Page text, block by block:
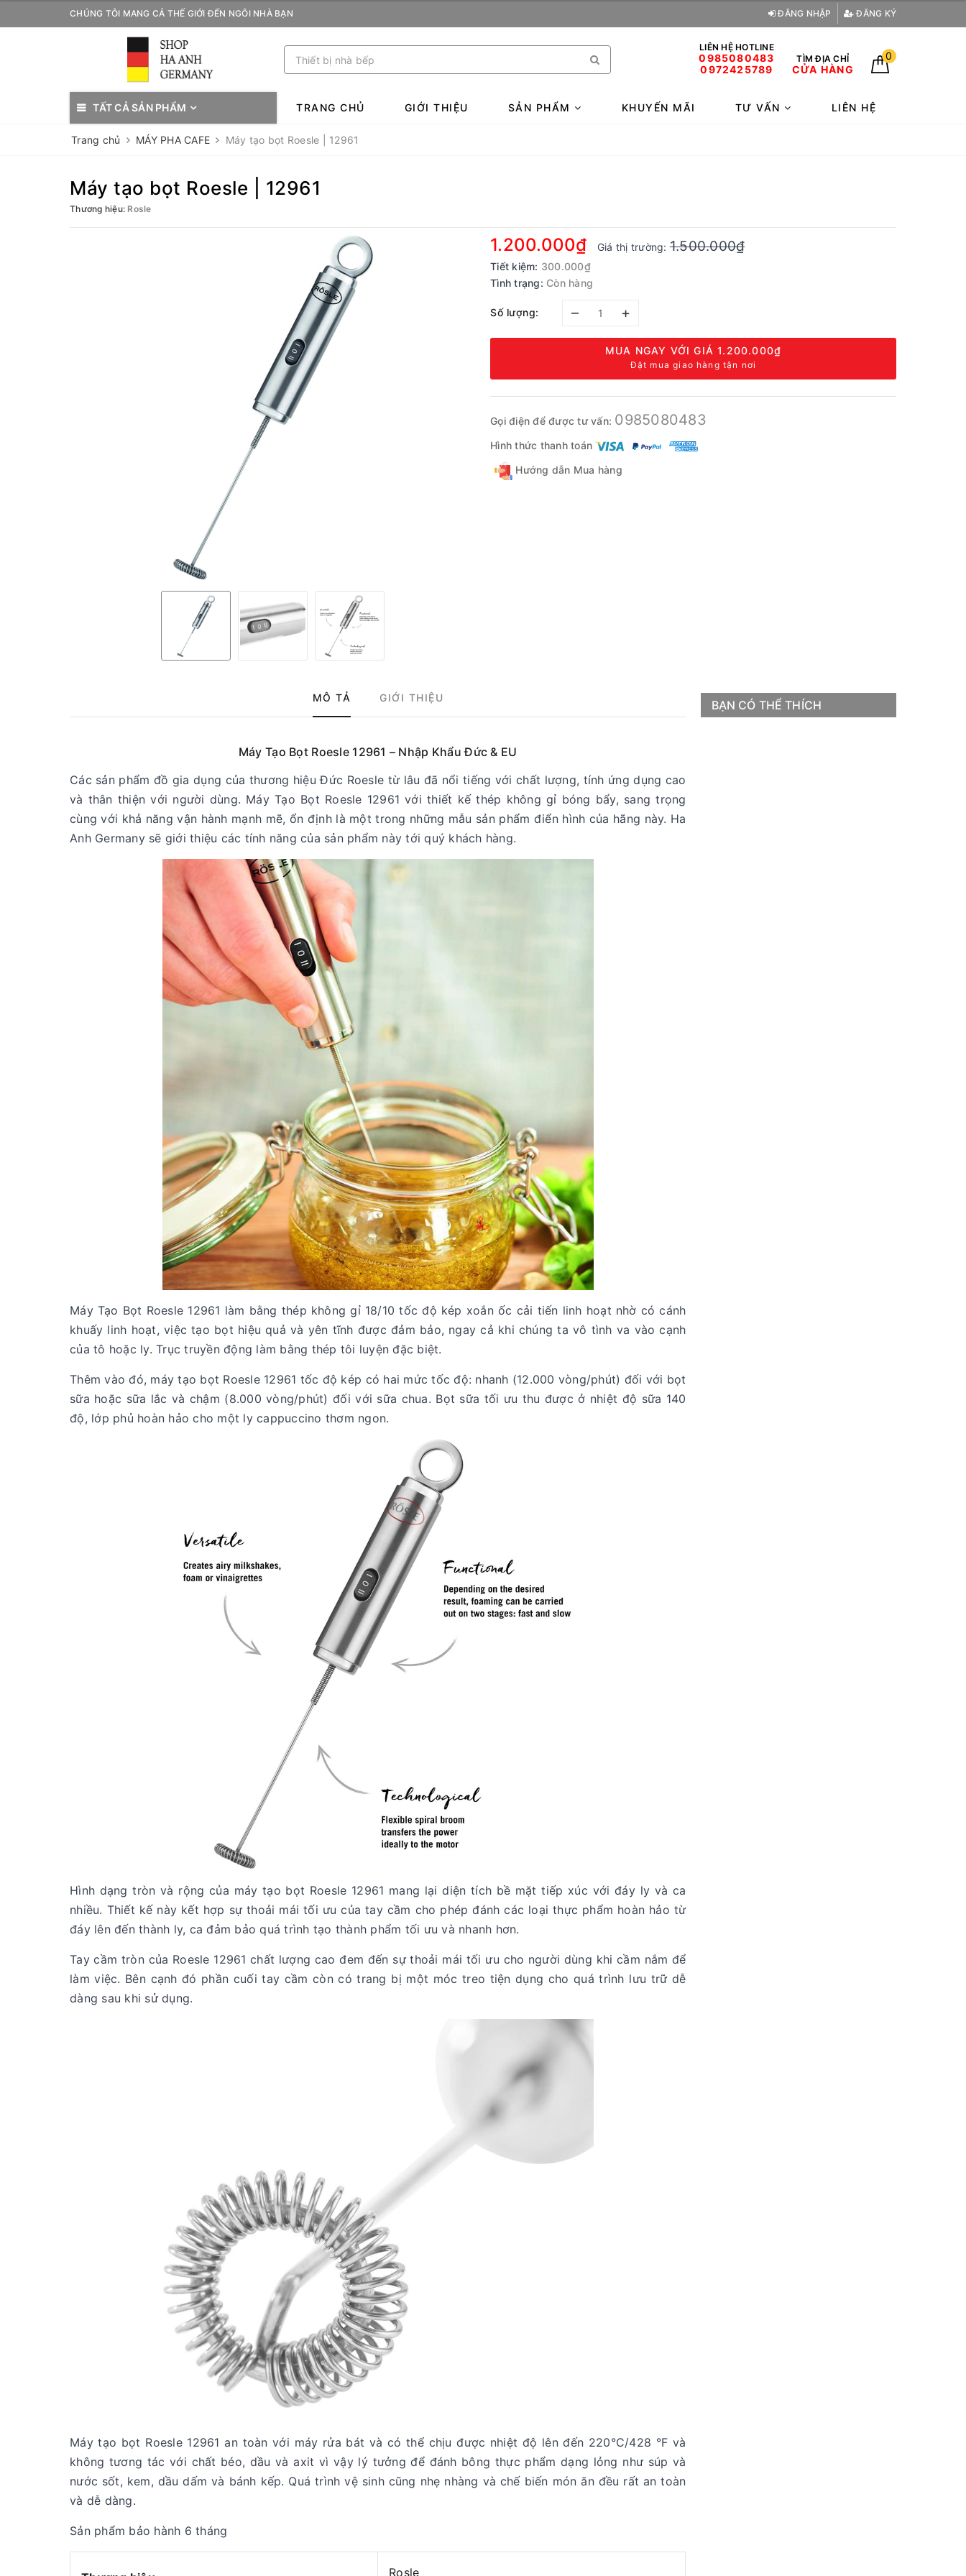
CHÚNG TÔI MANG CẢ THẾ GIỚI ĐẾN NGÔI NHÀ BẠN ĐĂNG NHẬP ĐĂNG KÝ
LIÊN HỆ HOTLINE
0985080483
0972425789
TÌM ĐỊA CHỈ
CỬA HÀNG
0
TẤT CẢ SẢN PHẨM TRANG CHỦ GIỚI THIỆU SẢN PHẨM KHUYẾN MÃI TƯ VẤN LIÊN HỆ
Trang chủ MÁY PHA CAFE Máy tạo bọt Roesle | 12961
Máy tạo bọt Roesle | 12961
Thương hiệu: Rosle
1.200.000₫ Giá thị trường:1.500.000₫
Tiết kiệm: 300.000₫
Tình trạng: Còn hàng
Số lượng: – +
MUA NGAY VỚI GIÁ1.200.000₫
Đặt mua giao hàng tận nơi
Gọi điện để được tư vấn: 0985080483
Hình thức thanh toán
Hướng dẫn Mua hàng
MÔ TẢ GIỚI THIỆU
Máy Tạo Bọt Roesle 12961 – Nhập Khẩu Đức & EU
Các sản phẩm đồ gia dụng của thương hiệu Đức Roesle từ lâu đã nổi tiếng với chất lượng, tính ứng dụng cao
và thân thiện với người dùng. Máy Tạo Bọt Roesle 12961 với thiết kế thép không gỉ bóng bẩy, sang trọng
cùng với khả năng vận hành mạnh mẽ, ổn định là một trong những mẫu sản phẩm điển hình của hãng này. Ha
Anh Germany sẽ giới thiệu các tính năng của sản phẩm này tới quý khách hàng.
Máy Tạo Bọt Roesle 12961 làm bằng thép không gỉ 18/10 tốc độ kép xoắn ốc cải tiến linh hoạt nhờ có cánh
khuấy linh hoạt, việc tạo bọt hiệu quả và yên tĩnh được đảm bảo, ngay cả khi chúng ta vô tình va vào cạnh
của tô hoặc ly. Trục truyền động làm bằng thép tôi luyện đặc biệt.
Thêm vào đó, máy tạo bọt Roesle 12961 tốc độ kép có hai mức tốc độ: nhanh (12.000 vòng/phút) đối với bọt
sữa hoặc sữa lắc và chậm (8.000 vòng/phút) đối với sữa chua. Bọt sữa tối ưu thu được ở nhiệt độ sữa 140
độ, lớp phủ hoàn hảo cho một ly cappuccino thơm ngon.
Hình dạng tròn và rộng của máy tạo bọt Roesle 12961 mang lại diện tích bề mặt tiếp xúc với đáy ly và ca
nhiều. Thiết kế này kết hợp sự thoải mái tối ưu của tay cầm cho phép đánh các loại thực phẩm hoàn hảo từ
đáy lên đến thành ly, ca đảm bảo quá trình tạo thành phẩm tối ưu và nhanh hơn.
Tay cầm tròn của Roesle 12961 chất lượng cao đem đến sự thoải mái tối ưu cho người dùng khi cầm nắm để
làm việc. Bên cạnh đó phần cuối tay cầm còn có trang bị một móc treo tiện dụng cho quá trình lưu trữ dễ
dàng sau khi sử dụng.
Máy tạo bọt Roesle 12961 an toàn với máy rửa bát và có thể chịu được nhiệt độ lên đến 220°C/428 °F và
không tương tác với chất béo, dầu và axit vì vậy lý tưởng để đánh bông thực phẩm dạng lỏng như súp và
nước sốt, kem, dầu dấm và bánh kếp. Quá trình vệ sinh cũng nhẹ nhàng và chế biến món ăn đều rất an toàn
và dễ dàng.
Sản phẩm bảo hành 6 tháng
Rosle
BẠN CÓ THỂ THÍCH